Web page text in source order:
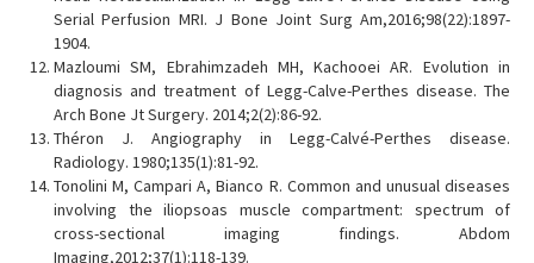
Serial Perfusion MRI. J Bone Joint Surg Am,2016;98(22):1897-
1904.
Mazloumi SM, Ebrahimzadeh MH, Kachooei AR. Evolution in
diagnosis and treatment of Legg-Calve-Perthes disease. The
Arch Bone Jt Surgery. 2014;2(2):86-92.
Théron J. Angiography in Legg-Calvé-Perthes disease.
Radiology. 1980;135(1):81-92.
Tonolini M, Campari A, Bianco R. Common and unusual diseases
involving the iliopsoas muscle compartment: spectrum of
cross-sectional imaging findings. Abdom
Imaging,2012;37(1):118-139.